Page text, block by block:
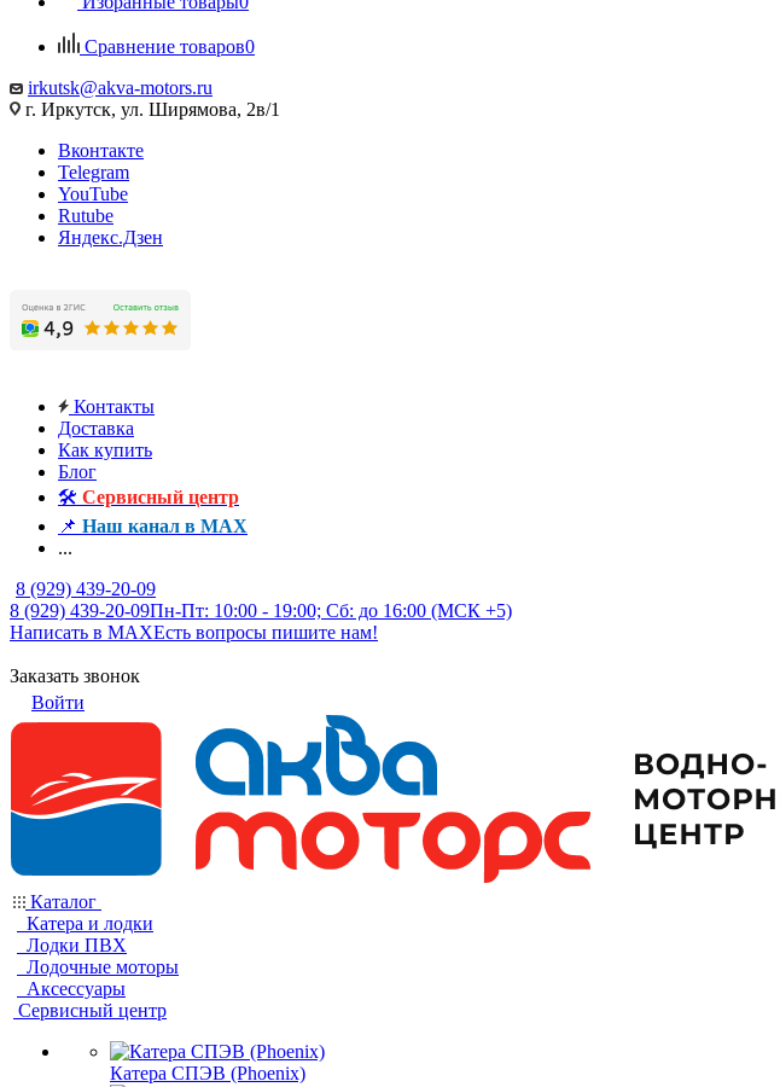
Сравнение товаров0
irkutsk@akva-motors.ru
г. Иркутск, ул. Ширямова, 2в/1
Вконтакте
Telegram
YouTube
Rutube
Яндекс.Дзен
Контакты
Доставка
Как купить
Блог
🛠️ Сервисный центр
📌 Наш канал в MAX
...
8 (929) 439-20-09
8 (929) 439-20-09Пн-Пт: 10:00 - 19:00; Сб: до 16:00 (МСК +5)
Написать в MAXЕсть вопросы пишите нам!
Заказать звонок
Войти
Каталог
Катера и лодки
Лодки ПВХ
Лодочные моторы
Аксессуары
Сервисный центр
Катера СПЭВ (Phoenix)